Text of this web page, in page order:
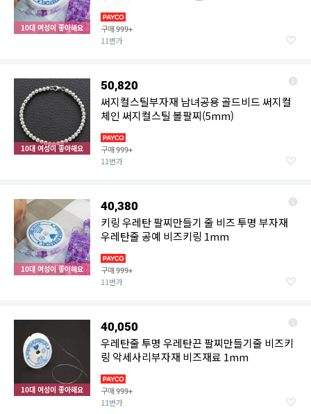
10대 여성이 좋아해요 구매999+
11번가
10대 여성이 좋아해요
50,820
써지컬스틸부자재 남녀공용 골드비드 써지컬
체인 써지컬스틸 볼팔찌(5mm)
구매999+
11번가
10대 여성이 좋아해요
40,380
키링 우레탄 팔찌만들기 줄 비즈 투명 부자재
우레탄줄 공예 비즈키링 1mm
구매999+
11번가
10대 여성이 좋아해요
40,050
우레탄줄 투명 우레탄끈 팔찌만들기줄 비즈키
링 악세사리부자재 비즈재료 1mm
구매999+
11번가